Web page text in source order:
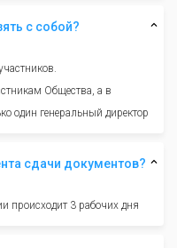
с собой?
Общества, а в
один генеральный директор
сдачи документов?
происходит 3 рабочих дня